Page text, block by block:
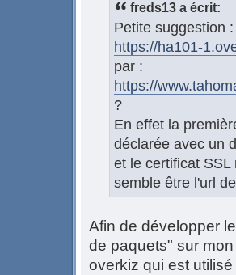
freds13 a écrit:
Petite suggestion
https://ha101-
par :
https://
?
En effet la
déclarée avec un
et le certificat
semble être l'url
Afin de développer
de paquets" sur
overkiz qui est